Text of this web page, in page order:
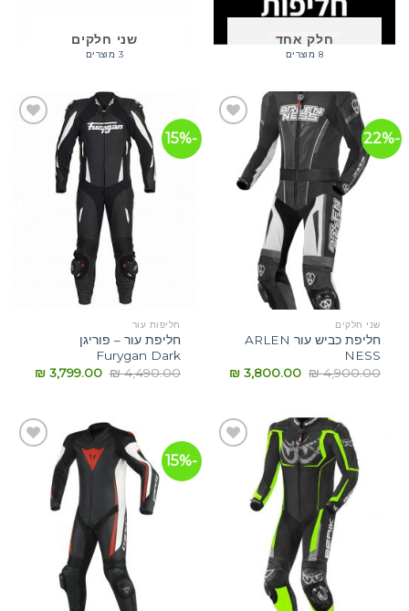
חלק אחד
8 מוצרים
שני חלקים
3 מוצרים
-22%
שני חלקים
חליפת כביש עור ARLEN
NESS
₪4,900.00
₪3,800.00
-15%
חליפות עור
חליפת עור – פוריגן
Furygan Dark
₪4,490.00
₪3,799.00
-15%